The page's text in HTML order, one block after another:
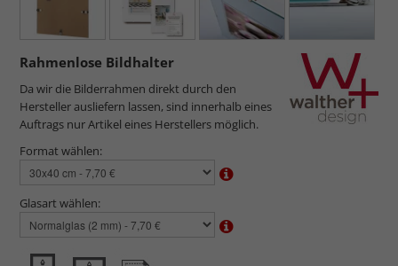
Rahmenlose Bildhalter
Da wir die Bilderrahmen direkt durch den
Hersteller ausliefern lassen, sind innerhalb eines
Auftrags nur Artikel eines Herstellers möglich.
Format wählen:
Glasart wählen: